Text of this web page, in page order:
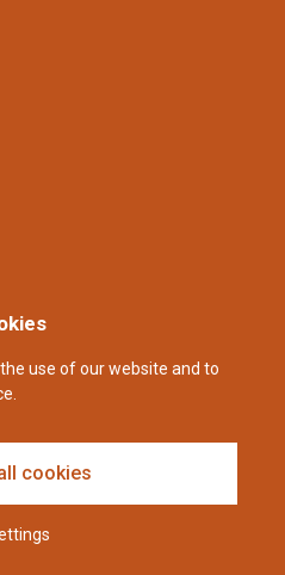
use of our website and to
cookies
privacyverklaring